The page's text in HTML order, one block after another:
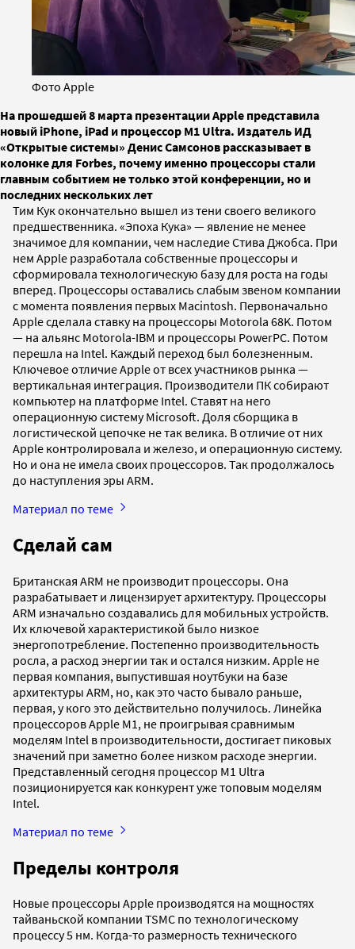
Фото Apple
На прошедшей 8 марта презентации Apple представила
новый iPhone, iPad и процессор M1 Ultra. Издатель ИД
«Открытые системы» Денис Самсонов рассказывает в
колонке для Forbes, почему именно процессоры стали
главным событием не только этой конференции, но и
последних нескольких лет
Тим Кук окончательно вышел из тени своего великого
предшественника. «Эпоха Кука» — явление не менее
значимое для компании, чем наследие Стива Джобса. При
нем Apple разработала собственные процессоры и
сформировала технологическую базу для роста на годы
вперед. Процессоры оставались слабым звеном компании
с момента появления первых Macintosh. Первоначально
Apple сделала ставку на процессоры Motorola 68K. Потом
— на альянс Motorola-IBM и процессоры PowerPC. Потом
перешла на Intel. Каждый переход был болезненным.
Ключевое отличие Apple от всех участников рынка —
вертикальная интеграция. Производители ПК собирают
компьютер на платформе Intel. Ставят на него
операционную систему Microsoft. Доля сборщика в
логистической цепочке не так велика. В отличие от них
Apple контролировала и железо, и операционную систему.
Но и она не имела своих процессоров. Так продолжалось
до наступления эры ARM.
Материал по теме
Сделай сам
Британская ARM не производит процессоры. Она
разрабатывает и лицензирует архитектуру. Процессоры
ARM изначально создавались для мобильных устройств.
Их ключевой характеристикой было низкое
энергопотребление. Постепенно производительность
росла, а расход энергии так и остался низким. Apple не
первая компания, выпустившая ноутбуки на базе
архитектуры ARM, но, как это часто бывало раньше,
первая, у кого это действительно получилось. Линейка
процессоров Apple M1, не проигрывая сравнимым
моделям Intel в производительности, достигает пиковых
значений при заметно более низком расходе энергии.
Представленный сегодня процессор M1 Ultra
позиционируется как конкурент уже топовым моделям
Intel.
Материал по теме
Пределы контроля
Новые процессоры Apple производятся на мощностях
тайваньской компании TSMC по технологическому
процессу 5 нм. Когда-то размерность технического